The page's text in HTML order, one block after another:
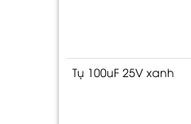
Tụ 100uF 25V xanh